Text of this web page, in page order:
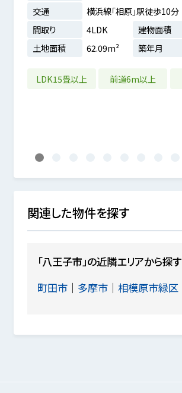
交通
横浜線「相原」駅徒歩10分
間取り
4LDK 建物面積
土地面積
62.09m² 築年月
LDK15畳以上 前道6m以上
1
関連した物件を探す
「八王子市」の近隣エリアから探す
町田市
多摩市 相模原市緑区